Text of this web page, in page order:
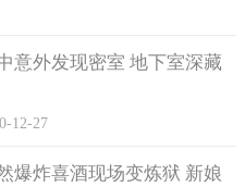
意外发现密室 地下室深藏
12-27
爆炸喜酒现场变炼狱 新娘